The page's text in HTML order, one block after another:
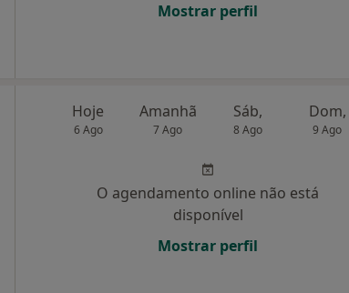
Mostrar perfil
Hoje
6 Ago
Amanhã
7 Ago
Sáb,
8 Ago
Dom,
9 Ago
O agendamento online não está
disponível
Mostrar perfil